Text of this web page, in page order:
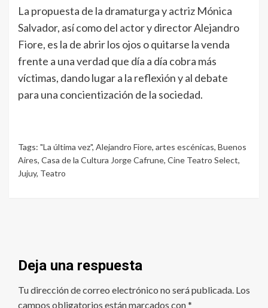
La propuesta de la dramaturga y actriz Mónica
Salvador, así como del actor y director Alejandro
Fiore, es la de abrir los ojos o quitarse la venda
frente a una verdad que día a día cobra más
víctimas, dando lugar a la reflexión y al debate
para una concientización de la sociedad.
Tags: "La última vez", Alejandro Fiore, artes escénicas, Buenos
Aires, Casa de la Cultura Jorge Cafrune, Cine Teatro Select,
Jujuy, Teatro
Deja una respuesta
Tu dirección de correo electrónico no será publicada. Los
campos obligatorios están marcados con*